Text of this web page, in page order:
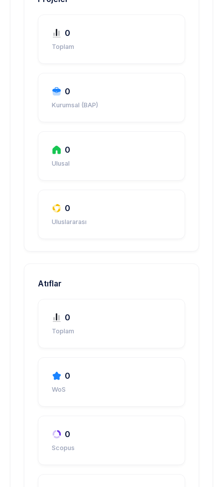
0
Toplam
0
Kurumsal (BAP)
0
Ulusal
0
Uluslararası
Atıflar
0
Toplam
0
WoS
0
Scopus